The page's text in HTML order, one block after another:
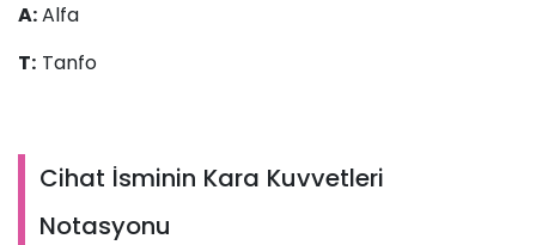
A:Alfa
T: Tanfo
Cihat İsminin Kara Kuvvetleri
Notasyonu